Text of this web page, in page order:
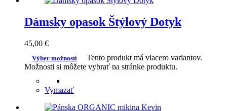
Dámsky opasok Štýlový Dotyk
45,00 €
Výber možností
Tento produkt má viacero variantov.
Možnosti si môžete vybrať na stránke produktu.
Vymazať